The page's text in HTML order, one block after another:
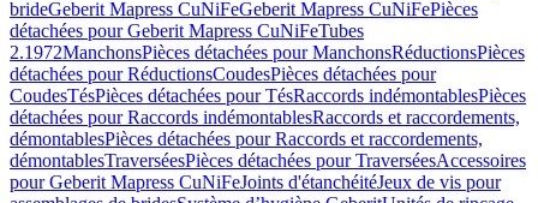
brideGeberit Mapress CuNiFeGeberit Mapress CuNiFePièces
détachées pour Geberit Mapress CuNiFeTubes
2.1972ManchonsPièces détachées pour ManchonsRéductionsPièces
détachées pour RéductionsCoudesPièces détachées pour
CoudesTésPièces détachées pour TésRaccords indémontablesPièces
détachées pour Raccords indémontablesRaccords et raccordements,
démontablesPièces détachées pour Raccords et raccordements,
démontablesTraverséesPièces détachées pour TraverséesAccessoires
pour Geberit Mapress CuNiFeJoints d'étanchéitéJeux de vis pour